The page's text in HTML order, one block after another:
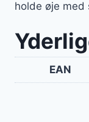
holde øje
EAN